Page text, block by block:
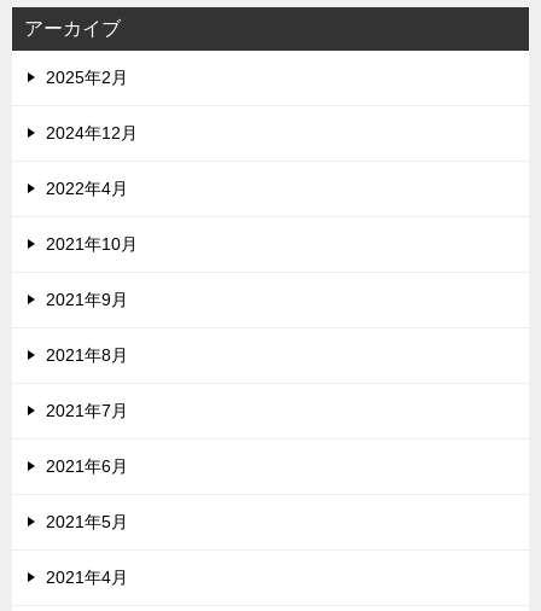
アーカイブ
2025年2月
2024年12月
2022年4月
2021年10月
2021年9月
2021年8月
2021年7月
2021年6月
2021年5月
2021年4月